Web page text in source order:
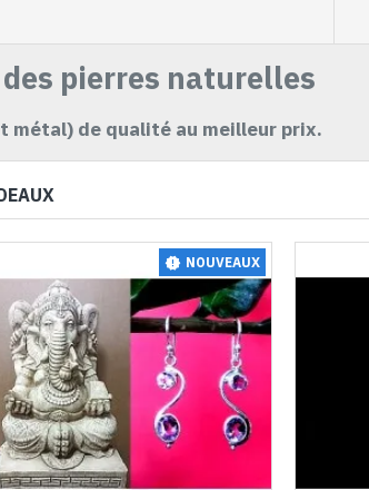
pierres naturelles
métal) de qualité au meilleur prix.
NOUVEAUX